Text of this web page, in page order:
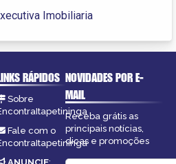
Imobiliaria
RÁPIDOS
Sobre
Fale com o
NOVIDADES POR E-
MAIL
Receba grátis as
principais notícias,
dicas e promoções